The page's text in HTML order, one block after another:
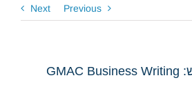
Previous
Next
הבנת המבחן החדש: GMAC Business Writing